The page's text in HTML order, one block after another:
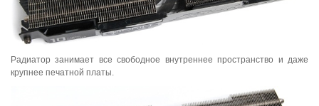
Радиатор занимает все свободное внутреннее пространство и даже
крупнее печатной платы.